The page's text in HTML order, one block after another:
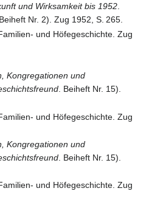
und Wirksamkeit bis 1952
Beiheft Nr. 2). Zug 1952,S. 265
und Höfegeschichte. Zug
Kongregationen und
. Beiheft Nr. 15).
und Höfegeschichte. Zug
Kongregationen und
. Beiheft Nr. 15).
und Höfegeschichte. Zug